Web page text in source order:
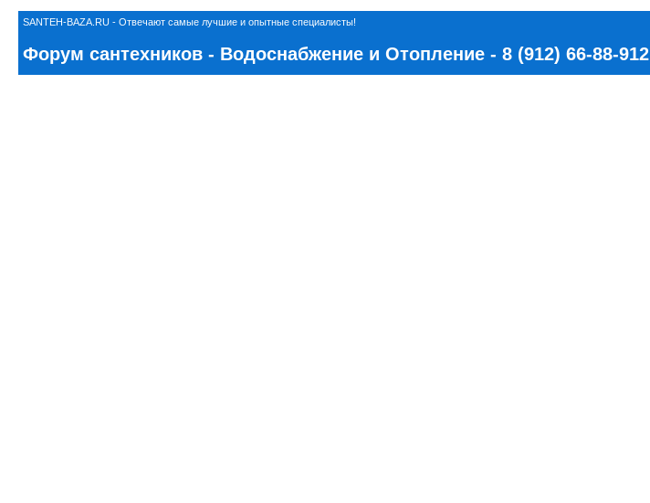
SANTEH-BAZA.RU - Отвечают самые лучшие и опытные специалисты!
Форум сантехников - Водоснабжение и Отопление - 8 (912) 66-88-912